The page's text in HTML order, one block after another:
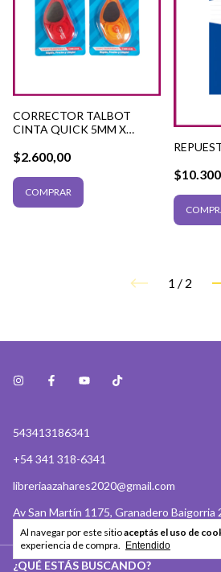
Al navegar por este sitioaceptás el uso de
experiencia de compra.
Entendido
CORRECTOR TALBOT
CINTA QUICK 5MM X
$2.600,00
1 / 2
543413186341
+54 341 318-6341
libreriaazahares2020@gmail.com
Av San Martín 1175, Granadero Baigorria
¿QUÉ ESTÁS BUSCANDO?